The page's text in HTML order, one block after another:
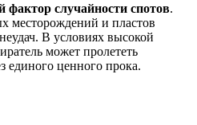
случайности спотов.
месторождений и пластов
В условиях высокой
может пролететь
единого ценного прока.